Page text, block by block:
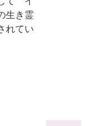
生き霊
れてい